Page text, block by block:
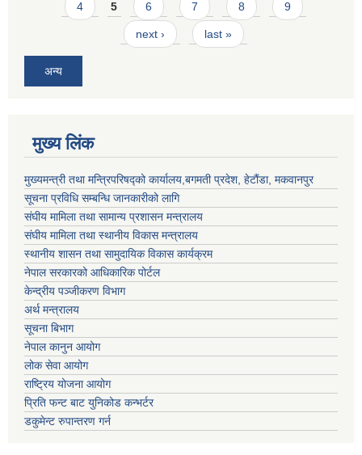
4 5 6 7 8 9
next › last »
अन्य
मुख्य लिंक
मुख्यमन्त्री तथा मन्त्रिपरिषद्को कार्यालय,बगमती प्रदेश, हेटौंडा, मकवानपुर
सूचना प्रविधि सम्बन्धि जानकारीको लागि
संघीय मामिला तथा सामान्य प्रशासन मन्त्रालय
संघीय मामिला तथा स्थानीय विकास मन्त्रालय
स्थानीय शासन तथा सामुदायिक विकास कार्यक्रम
नेपाल सरकारको आधिकारिक पोर्टल
केन्द्रीय पञ्जीकरण विभाग
अर्थ मन्त्रालय
सूचना बिभाग
नेपाल कानुन आयोग
लोक सेवा आयोग
राष्ट्रिय योजना आयोग
प्रिति फन्ट बाट युनिकोड कन्भर्टर
डकुमेन्ट रुपान्तरण गर्न